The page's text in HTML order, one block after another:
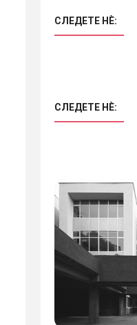
СЛЕДЕТЕ НÈ:
СЛЕДЕТЕ НÈ: